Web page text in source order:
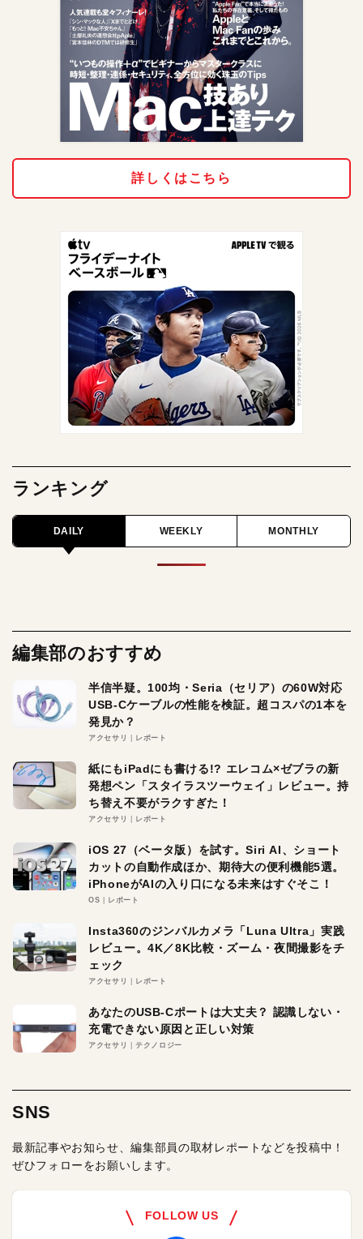
詳しくはこちら
ランキング
DAILY WEEKLY MONTHLY
編集部のおすすめ
半信半疑。100均・Seria（セリア）の60W対応
USB-Cケーブルの性能を検証。超コスパの1本を
発見か？
アクセサリ レポート
紙にもiPadにも書ける!? エレコム×ゼブラの新
発想ペン「スタイラスツーウェイ」レビュー。持
ち替え不要がラクすぎた！
アクセサリ レポート
iOS 27（ベータ版）を試す。Siri AI、ショート
カットの自動作成ほか、期待大の便利機能5選。
iPhoneがAIの入り口になる未来はすぐそこ！
OS レポート
Insta360のジンバルカメラ「Luna Ultra」実践
レビュー。4K／8K比較・ズーム・夜間撮影をチ
ェック
アクセサリ レポート
あなたのUSB-Cポートは大丈夫？ 認識しない・
充電できない原因と正しい対策
アクセサリ テクノロジー
SNS
最新記事やお知らせ、編集部員の取材レポートなどを投稿中！
ぜひフォローをお願いします。
FOLLOW US